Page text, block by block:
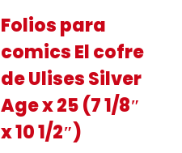
Folios para
comics El cofre
de Ulises Silver
Age x 25 (7 1/8″
x 10 1/2″)